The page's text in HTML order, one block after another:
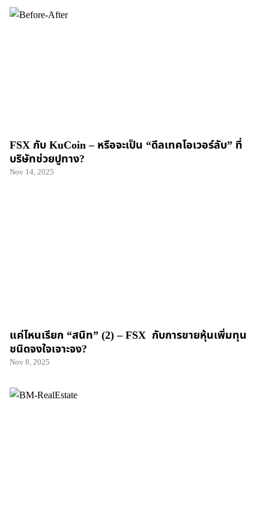
FSX กับ KuCoin – หรือจะเป็น “ดีลเทคโอเวอร์ลับ” ที่
บริษัทช่วยปูทาง?
Nov 14, 2025
แค่ไหนเรียก “สนิท” (2) – FSX กับการขายหุ้นเพิ่มทุน
ชนิดจงใจเจาะจง?
Nov 8, 2025